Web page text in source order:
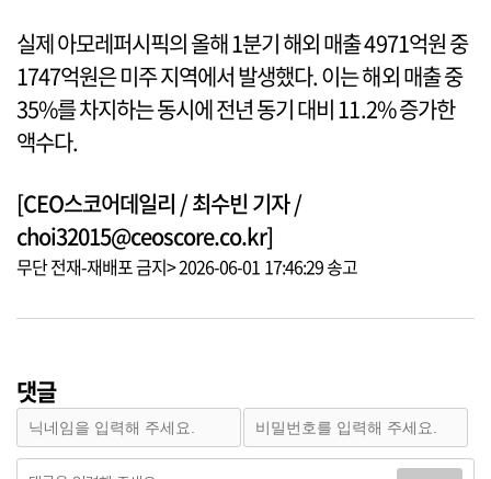
실제 아모레퍼시픽의 올해 1분기 해외 매출 4971억원 중
1747억원은 미주 지역에서 발생했다. 이는 해외 매출 중
35%를 차지하는 동시에 전년 동기 대비 11.2% 증가한
액수다.
[CEO스코어데일리 / 최수빈 기자 /
choi32015@ceoscore.co.kr]
무단 전재-재배포 금지> 2026-06-01 17:46:29 송고
댓글